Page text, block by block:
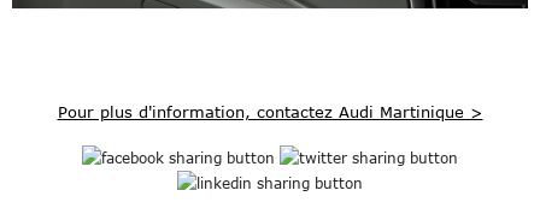
Pour plus d'information, contactez Audi Martinique >